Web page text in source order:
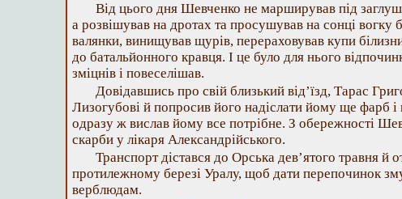
Від цього дня Шевченко не марширував під
а розвішував на дротах та просушував на сонці вогку
валянки, винищував щурів, перераховував купи
до батальйонного кравця. І це було для нього
зміцнів і повеселішав.
Довідавшись про свій близький від’їзд, Тарас
Лизогубові й попросив його надіслати йому ще фарб і
одразу ж вислав йому все потрібне. З обережності
скарби у лікаря Александрійського.
Транспорт дістався до Орська дев’ятого травня й
протилежному березі Уралу, щоб дати перепочинок
верблюдам.